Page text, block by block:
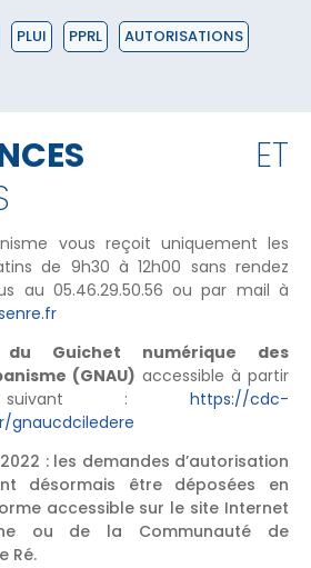
PLUI PPRL AUTORISATIONS
ET
vous reçoit uniquement les
de 9h30 à 12h00 sans rendez
au 05.46.29.50.56 ou par mail à
Guichet numérique des
(GNAU) accessible à partir
: https://cdc-
gnaucdciledere
: les demandes d’autorisation
désormais être déposées en
accessible sur le site Internet
ou de la Communauté de
Ré.